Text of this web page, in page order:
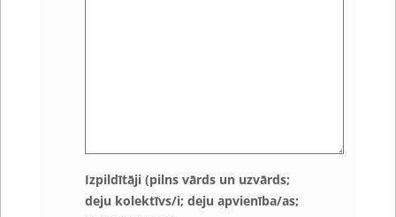
Izpildītāji (pilns vārds un uzvārds;
deju kolektīvs/i; deju apvienība/as;